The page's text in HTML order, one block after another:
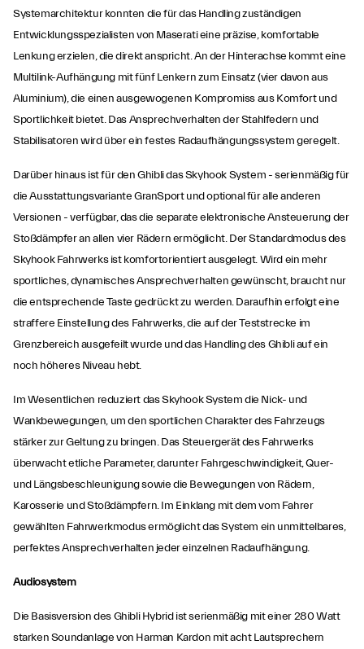
Systemarchitektur konnten die für das Handling zuständigen
Entwicklungsspezialisten von Maserati eine präzise, komfortable
Lenkung erzielen, die direkt anspricht. An der Hinterachse kommt eine
Multilink-Aufhängung mit fünf Lenkern zum Einsatz (vier davon aus
Aluminium), die einen ausgewogenen Kompromiss aus Komfort und
Sportlichkeit bietet. Das Ansprechverhalten der Stahlfedern und
Stabilisatoren wird über ein festes Radaufhängungssystem geregelt.
Darüber hinaus ist für den Ghibli das Skyhook System - serienmäßig für
die Ausstattungsvariante GranSport und optional für alle anderen
Versionen - verfügbar, das die separate elektronische Ansteuerung der
Stoßdämpfer an allen vier Rädern ermöglicht. Der Standardmodus des
Skyhook Fahrwerks ist komfortorientiert ausgelegt. Wird ein mehr
sportliches, dynamisches Ansprechverhalten gewünscht, braucht nur
die entsprechende Taste gedrückt zu werden. Daraufhin erfolgt eine
straffere Einstellung des Fahrwerks, die auf der Teststrecke im
Grenzbereich ausgefeilt wurde und das Handling des Ghibli auf ein
noch höheres Niveau hebt.
Im Wesentlichen reduziert das Skyhook System die Nick- und
Wankbewegungen, um den sportlichen Charakter des Fahrzeugs
stärker zur Geltung zu bringen. Das Steuergerät des Fahrwerks
überwacht etliche Parameter, darunter Fahrgeschwindigkeit, Quer-
und Längsbeschleunigung sowie die Bewegungen von Rädern,
Karosserie und Stoßdämpfern. Im Einklang mit dem vom Fahrer
gewählten Fahrwerkmodus ermöglicht das System ein unmittelbares,
perfektes Ansprechverhalten jeder einzelnen Radaufhängung.
Audiosystem
Die Basisversion des Ghibli Hybrid ist serienmäßig mit einer 280 Watt
starken Soundanlage von Harman Kardon mit acht Lautsprechern